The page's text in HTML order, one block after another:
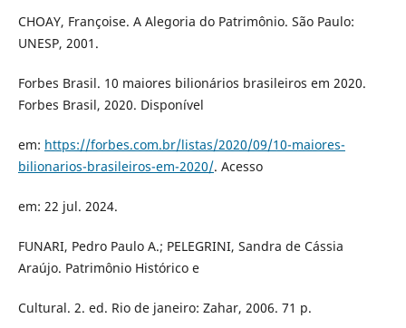
CHOAY, Françoise. A Alegoria do Patrimônio. São Paulo:
UNESP, 2001.
Forbes Brasil. 10 maiores bilionários brasileiros em 2020.
Forbes Brasil, 2020. Disponível
em: https://forbes.com.br/listas/2020/09/10-maiores-
bilionarios-brasileiros-em-2020/. Acesso
em: 22 jul. 2024.
FUNARI, Pedro Paulo A.; PELEGRINI, Sandra de Cássia
Araújo. Patrimônio Histórico e
Cultural. 2. ed. Rio de janeiro: Zahar, 2006. 71 p.